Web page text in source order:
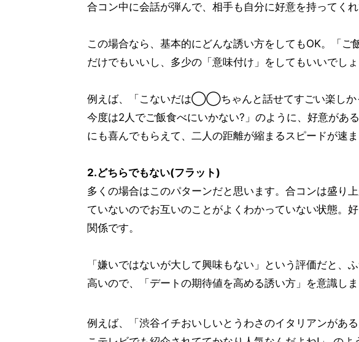
合コン中に会話が弾んで、相手も自分に好意を持ってくれ
この場合なら、基本的にどんな誘い方をしてもOK。「ご
だけでもいいし、多少の「意味付け」をしてもいいでしょ
例えば、「こないだは◯◯ちゃんと話せてすごい楽しか
今度は2人でご飯食べにいかない?」のように、好意があ
にも喜んでもらえて、二人の距離が縮まるスピードが速ま
2.どちらでもない(フラット)
多くの場合はこのパターンだと思います。合コンは盛り
ていないのでお互いのことがよくわかっていない状態。
関係です。
「嫌いではないが大して興味もない」という評価だと、
高いので、「デートの期待値を高める誘い方」を意識しま
例えば、「渋谷イチおいしいとうわさのイタリアンがあ